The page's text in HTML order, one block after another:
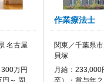
名古屋
万円
～ 固
作業療法士
関東／千葉県
貝塚
月給：233,000
卒）・賞与年